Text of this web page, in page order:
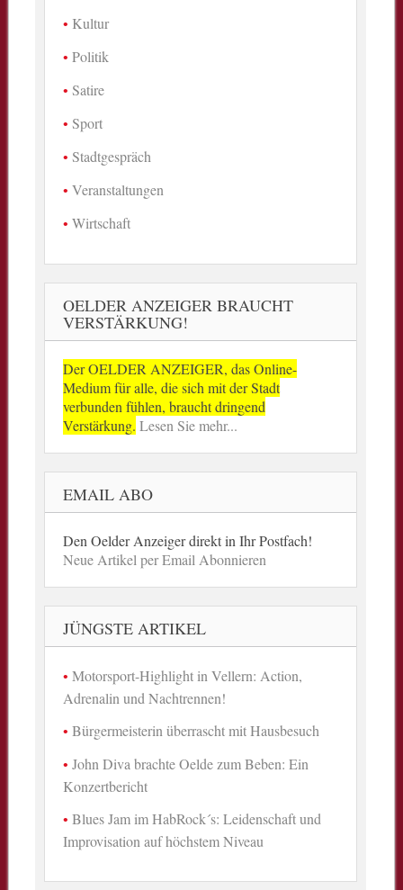
Kultur
Politik
Satire
Sport
Stadtgespräch
Veranstaltungen
Wirtschaft
OELDER ANZEIGER BRAUCHT
VERSTÄRKUNG!
Der OELDER ANZEIGER, das Online-
Medium für alle, die sich mit der Stadt
verbunden fühlen, braucht dringend
Verstärkung. Lesen Sie mehr...
EMAIL ABO
Den Oelder Anzeiger direkt in Ihr Postfach!
Neue Artikel per Email Abonnieren
JÜNGSTE ARTIKEL
Motorsport-Highlight in Vellern: Action,
Adrenalin und Nachtrennen!
Bürgermeisterin überrascht mit Hausbesuch
John Diva brachte Oelde zum Beben: Ein
Konzertbericht
Blues Jam im HabRock´s: Leidenschaft und
Improvisation auf höchstem Niveau